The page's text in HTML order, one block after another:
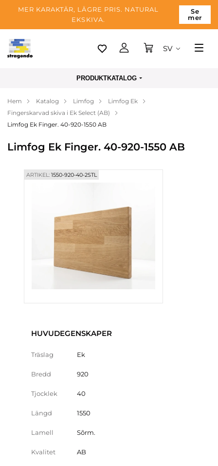
MER KARAKTÄR, LÄGRE PRIS. NATURAL
EKSKIVA.
Se
mer
Tallinn
Betalning
Om företaget
Blogg
SV
PRODUKTKATALOG
Hem Katalog Limfog
Limfog Ek
Fingerskarvad skiva i Ek Select (AB)
Limfog Ek Finger. 40-920-1550 AB
Limfog Ek Finger. 40-920-1550 AB
ARTIKEL:1550-920-40-2STL
HUVUDEGENSKAPER
Träslag Ek
Bredd 920
Tjocklek 40
Längd 1550
Lamell Sõrm.
Kvalitet AB